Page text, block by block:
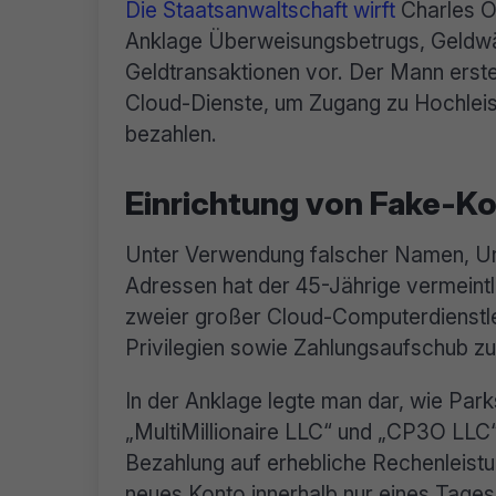
Die Staatsanwaltschaft wirft Charles
Anklage Überweisungsbetrugs,
Geldtransaktionen vor. Der Mann
Cloud-Dienste, um Zugang zu
bezahlen.
Einrichtung von Fake-
Unter Verwendung falscher Namen,
Adressen hat der 45-Jährige
zweier großer Cloud-
Privilegien sowie Zahlungsaufschub
In der Anklage legte man dar, wie
„MultiMillionaire LLC“ und „CP3O
Bezahlung auf erhebliche